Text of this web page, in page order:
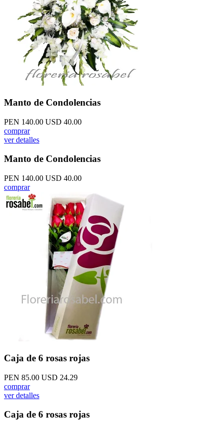
Manto de Condolencias
PEN 140.00 USD 40.00
comprar
ver detalles
Manto de Condolencias
PEN 140.00 USD 40.00
comprar
Caja de 6 rosas rojas
PEN 85.00 USD 24.29
comprar
ver detalles
Caja de 6 rosas rojas